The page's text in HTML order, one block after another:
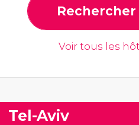
Voir tous les
Tel-Aviv